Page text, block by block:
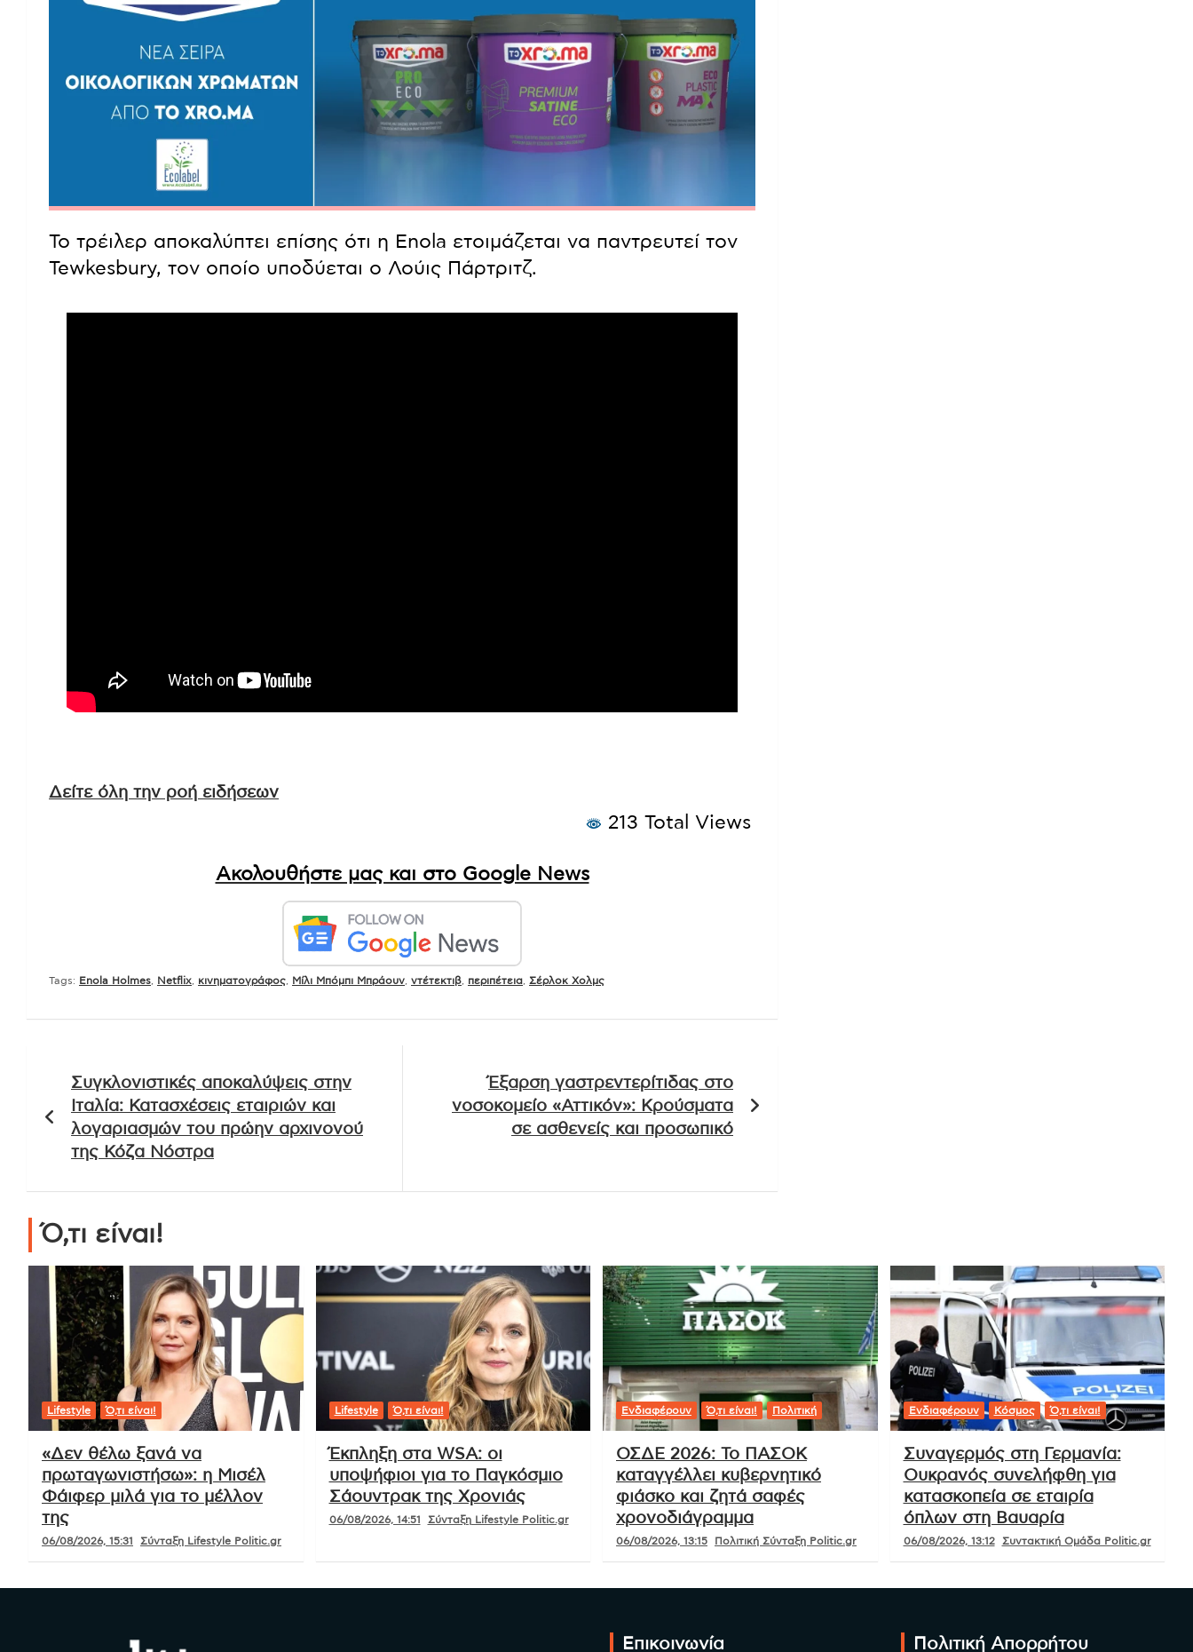
Το τρέιλερ αποκαλύπτει επίσης ότι η Enola ετοιμάζεται να παντρευτεί τον
Tewkesbury, τον οποίο υποδύεται ο Λούις Πάρτριτζ.
Δείτε όλη την ροή ειδήσεων
213 Total Views
Ακολουθήστε μας και στο Google News
Tags: Enola Holmes Netflix κινηματογράφος Μίλι Μπόμπι Μπράουν ντέτεκτιβ περιπέτεια Σέρλοκ Χολμς
άρθρων
Συγκλονιστικές αποκαλύψεις στην
Ιταλία: Κατασχέσεις εταιριών και
λογαριασμών του πρώην αρχινονού
της Κόζα Νόστρα
Έξαρση γαστρεντερίτιδας στο
νοσοκομείο «Αττικόν»: Κρούσματα
σε ασθενείς και προσωπικό
Ό,τι είναι!
Lifestyle Ό,τι είναι!
«Δεν θέλω ξανά να
πρωταγωνιστήσω»: η Μισέλ
Φάιφερ μιλά για το μέλλον
της
06/08/2026, 15:31 Σύνταξη Lifestyle Politic.gr
Lifestyle Ό,τι είναι!
Έκπληξη στα WSA: οι
υποψήφιοι για το Παγκόσμιο
Σάουντρακ της Χρονιάς
06/08/2026, 14:51 Σύνταξη Lifestyle Politic.gr
Ενδιαφέρουν Ό,τι είναι! Πολιτική
ΟΣΔΕ 2026: Το ΠΑΣΟΚ
καταγγέλλει κυβερνητικό
φιάσκο και ζητά σαφές
χρονοδιάγραμμα
06/08/2026, 13:15 Πολιτική Σύνταξη Politic.gr
Ενδιαφέρουν Κόσμος Ό,τι είναι!
Συναγερμός στη Γερμανία:
Ουκρανός συνελήφθη για
κατασκοπεία σε εταιρία
όπλων στη Βαυαρία
06/08/2026, 13:12 Συντακτική Ομάδα Politic.gr
Επικοινωνία Πολιτική Απορρήτου